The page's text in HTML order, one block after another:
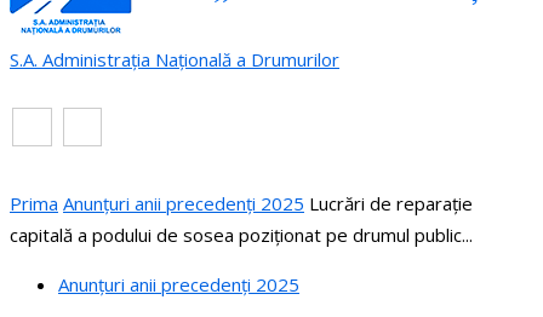
S.A. Administrația Națională a Drumurilor
Prima Anunțuri anii precedenți 2025 Lucrări de reparație
capitală a podului de sosea poziționat pe drumul public...
Anunțuri anii precedenți 2025